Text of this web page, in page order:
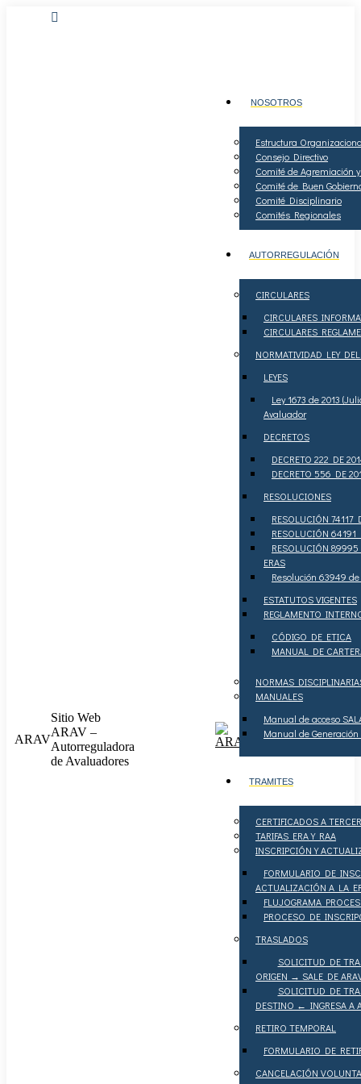
ARAV
Sitio Web
ARAV –
Autorreguladora
de Avaluadores
NOSOTROS
Estructura
Consejo Directivo
Comité de Agremiación
Comité de Buen
Comité Disciplinario
Comités Regionales
AUTORREGULACIÓN
CIRCULARES
CIRCULARES
CIRCULARES
NORMATIVIDAD LEY
LEYES
Ley 1673 de 2013
Avaluador
DECRETOS
DECRETO 222 DE
DECRETO 556 DE
RESOLUCIONES
RESOLUCIÓN 74117
RESOLUCIÓN
RESOLUCIÓN 89995
ERAS
Resolución 63949 de
ESTATUTOS VIGENTES
REGLAMENTO
CÓDIGO DE ETICA
MANUAL DE
NORMAS
MANUALES
Manual de acceso
Manual de Generación
TRAMITES
CERTIFICADOS A
TARIFAS ERA Y RAA
INSCRIPCIÓN Y
FORMULARIO DE
ACTUALIZACIÓN A LA
FLUJOGRAMA
PROCESO DE
TRASLADOS
SOLICITUD DE
ORIGEN → SALE DE
SOLICITUD DE
DESTINO ← INGRESA A
RETIRO TEMPORAL
FORMULARIO DE
CANCELACIÓN